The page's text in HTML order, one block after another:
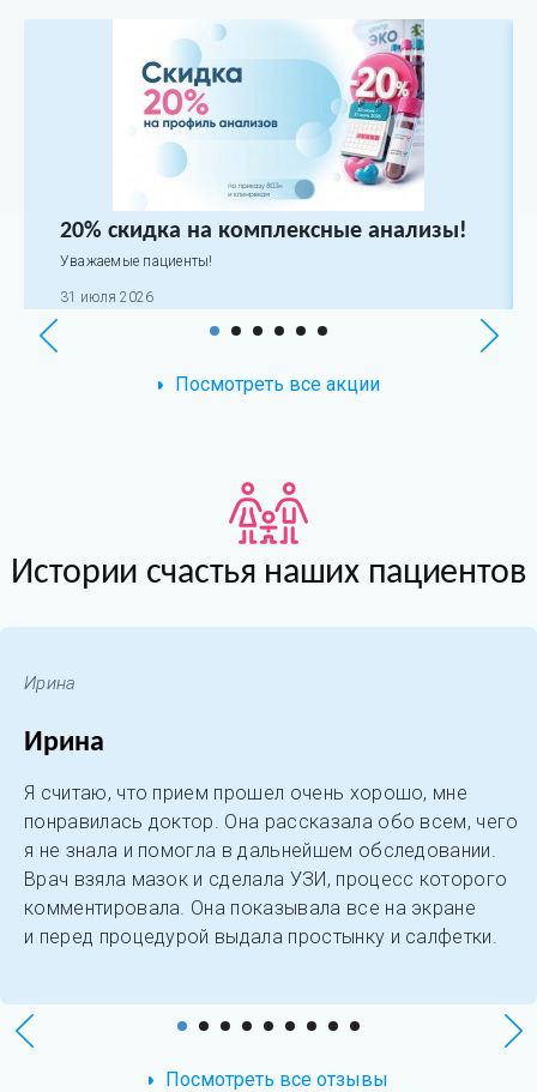
20% скидка на комплексные анализы!
Уважаемые пациенты!
31 июля 2026
Посмотреть все акции
Истории счастья наших пациентов
Ирина
Ирина
Я считаю, что прием прошел очень хорошо, мне
понравилась доктор. Она рассказала обо всем, чего
я не знала и помогла в дальнейшем обследовании.
Врач взяла мазок и сделала УЗИ, процесс которого
комментировала. Она показывала все на экране
и перед процедурой выдала простынку и салфетки.
Посмотреть все отзывы